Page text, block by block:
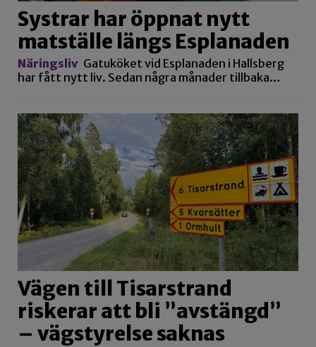
Systrar har öppnat nytt
matställe längs Esplanaden
Näringsliv Gatuköket vid Esplanaden i Hallsberg
har fått nytt liv. Sedan några månader tillbaka…
Vägen till Tisarstrand
riskerar att bli ”avstängd”
– vägstyrelse saknas